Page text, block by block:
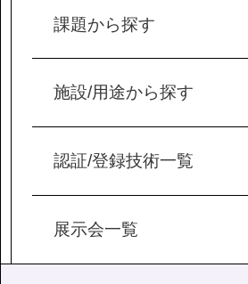
課題から探す
施設/用途から探す
認証/登録技術一覧
展示会一覧